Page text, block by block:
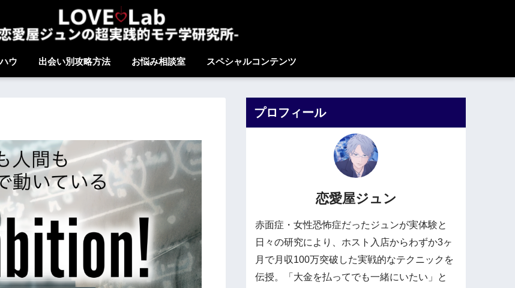
ウ 出会い別攻略方法 お悩み相談室 スペシャルコンテンツ
プロフィール
恋愛屋ジュン
赤面症・女性恐怖症だったジュンが実体験と
日々の研究により、ホスト入店からわずか3ヶ
月で月収100万突破した実戦的なテクニックを
伝授。「大金を払ってでも一緒にいたい」と